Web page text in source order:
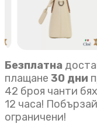
Безплатна
плащане 30 дни
42 броя чанти
12 часа!
ограничени!